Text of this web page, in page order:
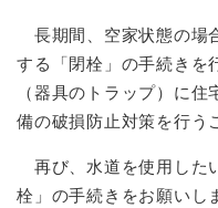
長期間、空家状態の場
する「閉栓」の手続きを
（器具のトラップ）に
備の破損防止対策を行う
再び、水道を使用した
栓」の手続きをお願いし